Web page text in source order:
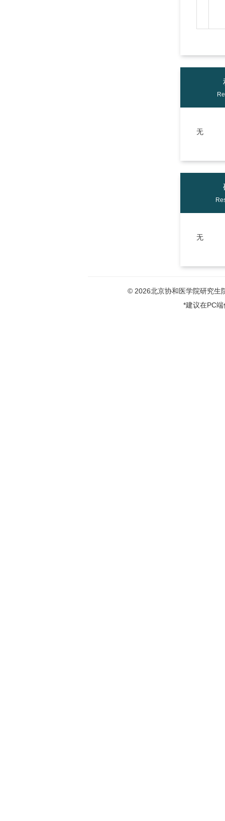
无
无
© 2026北京协和医学院研究生
*建议在PC